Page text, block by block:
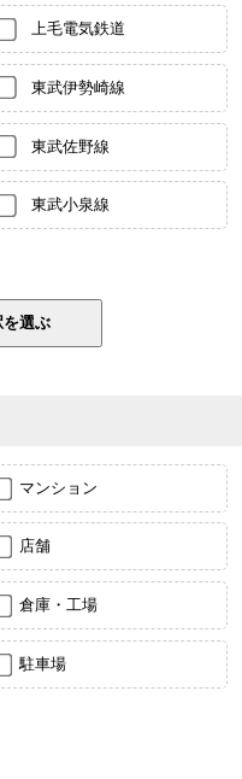
上毛電気鉄道
東武伊勢崎線
東武佐野線
東武小泉線
マンション
店舗
倉庫・工場
駐車場